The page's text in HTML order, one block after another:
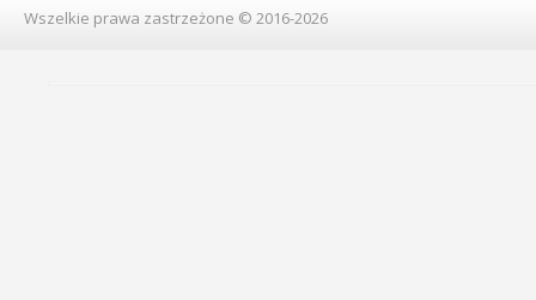
Wszelkie prawa zastrzeżone © 2016-2026